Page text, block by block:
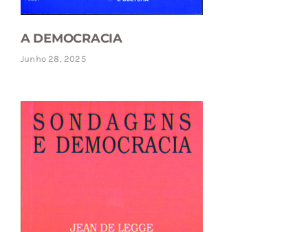
A DEMOCRACIA
Junho 28, 2025